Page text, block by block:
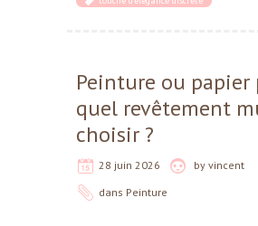
Peinture ou papier
quel revêtement
choisir ?
28 juin 2026 by vincent
dans Peinture